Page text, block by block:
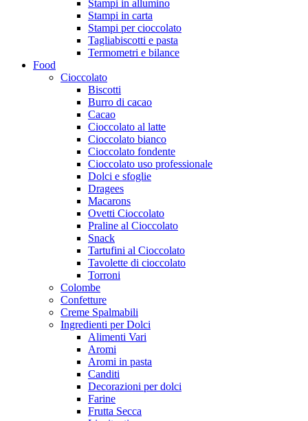
Stampi in allumino
Stampi in carta
Stampi per cioccolato
Tagliabiscotti e pasta
Termometri e bilance
Food
Cioccolato
Biscotti
Burro di cacao
Cacao
Cioccolato al latte
Cioccolato bianco
Cioccolato fondente
Cioccolato uso professionale
Dolci e sfoglie
Dragees
Macarons
Ovetti Cioccolato
Praline al Cioccolato
Snack
Tartufini al Cioccolato
Tavolette di cioccolato
Torroni
Colombe
Confetture
Creme Spalmabili
Ingredienti per Dolci
Alimenti Vari
Aromi
Aromi in pasta
Canditi
Decorazioni per dolci
Farine
Frutta Secca